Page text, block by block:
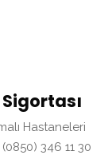
Hastaneleri
346 11 30